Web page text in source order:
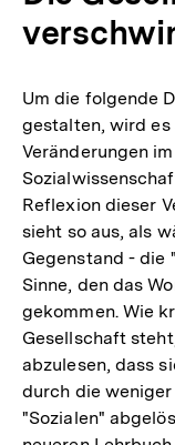
Um die folgende
gestalten, wird es
Veränderungen
Reflexion dieser
sieht so aus, als
Gegenstand - die
Sinne, den das
gekommen. Wie
Gesellschaft
abzulesen, dass
durch die
"Sozialen"